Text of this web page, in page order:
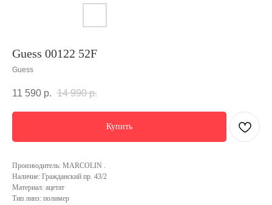
Guess 00122 52F
Guess
11 590 р. 14 990 р.
Купить
Производитель: MARСOLIN .
Наличие: Гражданский пр. 43/2
Материал: ацетат
Тип линз: полимер